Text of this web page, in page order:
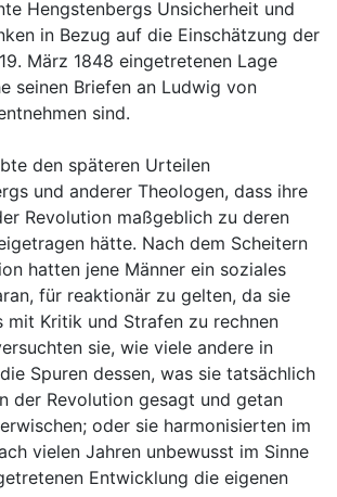
Hengstenbergs Unsicherheit und
in Bezug auf die Einschätzung der
März 1848 eingetretenen Lage
seinen Briefen an Ludwig von
sind.
den späteren Urteilen
und anderer Theologen, dass ihre
Revolution maßgeblich zu deren
hätte. Nach dem Scheitern
hatten jene Männer ein soziales
für reaktionär zu gelten, da sie
mit Kritik und Strafen zu rechnen
sie, wie viele andere in
Spuren dessen, was sie tatsächlich
der Revolution gesagt und getan
oder sie harmonisierten im
vielen Jahren unbewusst im Sinne
Entwicklung die eigenen